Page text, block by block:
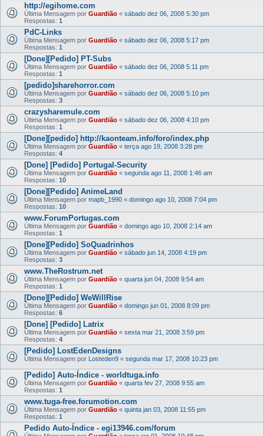
http://egihome.com
Última Mensagem por Guardião « sábado dez 06, 2008 5:30 pm
Respostas: 1
PdC-Links
Última Mensagem por Guardião « sábado dez 06, 2008 5:17 pm
Respostas: 1
[Done][Pedido] PT-Subs
Última Mensagem por Guardião « sábado dez 06, 2008 5:11 pm
Respostas: 1
[pedido]sharehorror.com
Última Mensagem por Guardião « sábado dez 06, 2008 5:10 pm
Respostas: 3
crazysharemule.com
Última Mensagem por Guardião « sábado dez 06, 2008 4:10 pm
Respostas: 1
[Done][pedido] http://kaonteam.info/foro/index.php
Última Mensagem por Guardião « terça ago 19, 2008 3:28 pm
Respostas: 4
[Done] [Pedido] Portugal-Security
Última Mensagem por Guardião « segunda ago 11, 2008 1:46 am
Respostas: 10
[Done][Pedido] AnimeLand
Última Mensagem por mapb_1990 « domingo ago 10, 2008 7:04 pm
Respostas: 10
www.ForumPortugas.com
Última Mensagem por Guardião « domingo ago 10, 2008 2:14 am
Respostas: 1
[Done][Pedido] SoQuadrinhos
Última Mensagem por Guardião « sábado jun 14, 2008 4:19 pm
Respostas: 3
www.TheRostrum.net
Última Mensagem por Guardião « quarta jun 04, 2008 9:54 am
Respostas: 1
[Done][Pedido] WeWillRise
Última Mensagem por Guardião « domingo jun 01, 2008 8:09 pm
Respostas: 6
[Done] [Pedido] Latrix
Última Mensagem por Guardião « sexta mar 21, 2008 3:59 pm
Respostas: 4
[Pedido] LostEdenDesigns
Última Mensagem por Losteden9 « segunda mar 17, 2008 10:23 pm
[Pedido] Auto-Índice - worldtuga.info
Última Mensagem por Guardião « quarta fev 27, 2008 9:55 am
Respostas: 1
www.tuga-free.forumotion.com
Última Mensagem por Guardião « quinta jan 03, 2008 11:55 pm
Respostas: 1
Pedido Auto-Índice - egi13946.com/forum